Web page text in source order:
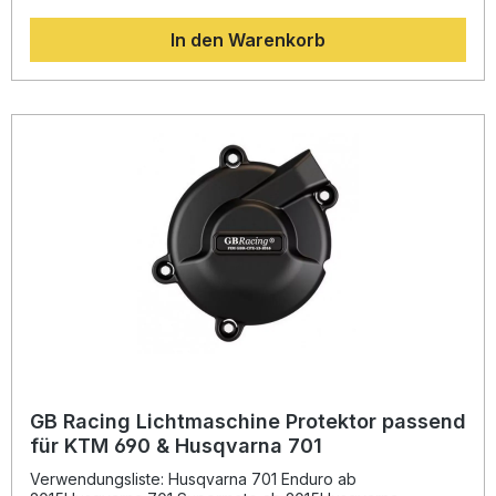
Zubehörteil durch eine robuste Konstruktion, präzise
Passform und sportliches Design. Die Montage erfolgt ganz
einfach ohne Bohren – die Kettenfinne wird direkt an den
Ständeraufnahmen des Motorrads verschraubt. Das
elegante Optik, die perfekt zu sportlichen Bikes passt.
Befestigung an den Ständeraufnahmen Sportliches,
straßenrenninspiriertes Design Robuste, langlebige
ausgewählte Kawasaki und Suzuki Modelle Lieferumfang:
1x Kettenfinne 2x Ständeraufnahme
In den Warenkorb
GB Racing Lichtmaschine Protektor passend
für KTM 690 & Husqvarna 701
Verwendungsliste: Husqvarna 701 Enduro ab